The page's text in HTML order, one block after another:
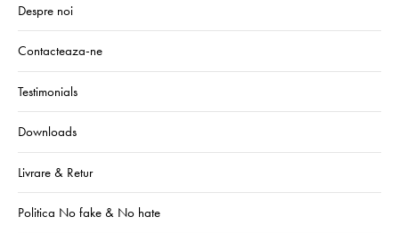
Despre noi
Contacteaza-ne
Testimonials
Downloads
Livrare & Retur
Politica No fake & No hate